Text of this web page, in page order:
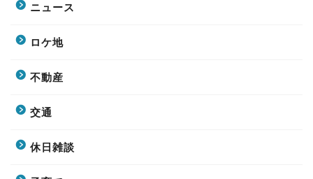
ニュース
ロケ地
不動産
交通
休日雑談